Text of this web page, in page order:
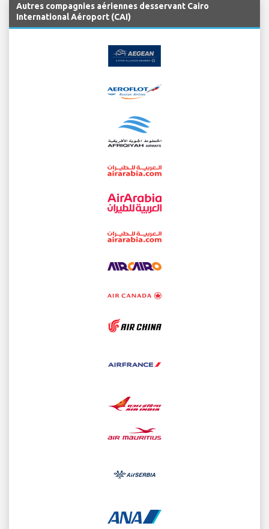
Autres compagnies aériennes desservant Cairo
International Aéroport (CAI)